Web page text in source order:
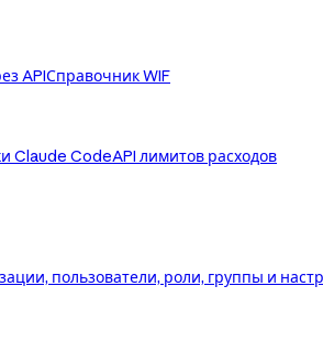
APIСправочник WIF
Claude CodeAPI лимитов расходов
пользователи, роли, группы и